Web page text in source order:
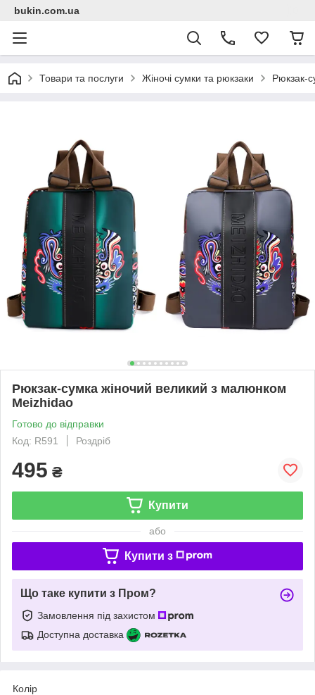
bukin.com.ua
Товари та послуги Жіночі сумки та рюкзаки Рюкзак-
Рюкзак-сумка жіночий великий з малюнком
Meizhidao
Готово до відправки
Код: R591
Роздріб
495 ₴
Купити
або
Купити з
Що таке купити з Пром?
Замовлення під захистом
Доступна доставка
Колір